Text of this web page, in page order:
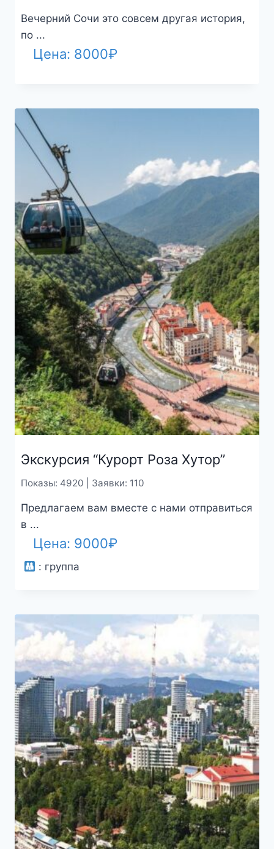
Вечерний Сочи это совсем другая история,
по ...
Цена: 8000₽
Экскурсия “Курорт Роза Хутор”
Показы: 4920 | Заявки: 110
Предлагаем вам вместе с нами отправиться
в ...
Цена: 9000₽
: группа